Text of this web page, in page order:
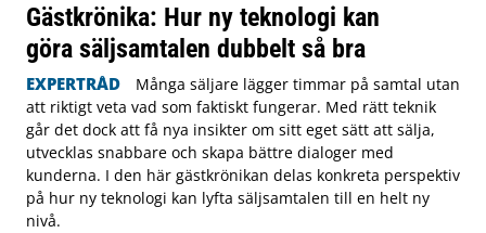
Gästkrönika: Hur ny teknologi kan
göra säljsamtalen dubbelt så bra
EXPERTRÅD
Många säljare lägger timmar på samtal utan
att riktigt veta vad som faktiskt fungerar. Med rätt teknik
går det dock att få nya insikter om sitt eget sätt att sälja,
utvecklas snabbare och skapa bättre dialoger med
kunderna. I den här gästkrönikan delas konkreta perspektiv
på hur ny teknologi kan lyfta säljsamtalen till en helt ny
nivå.